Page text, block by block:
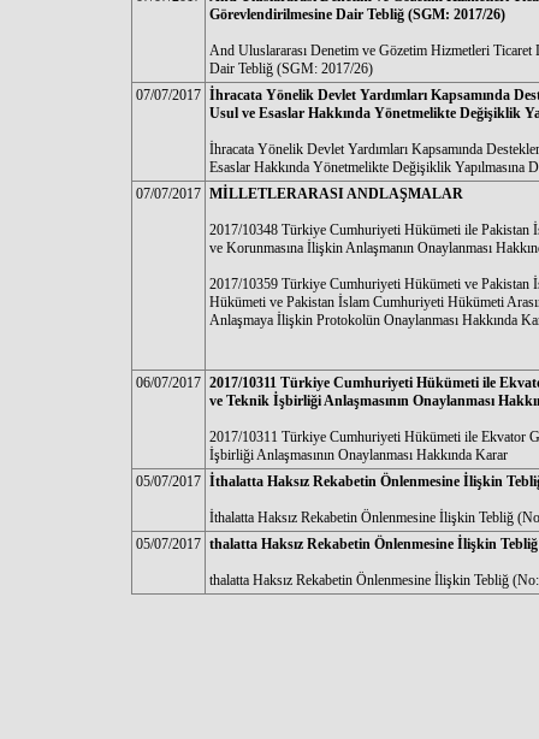
Görevlendirilmesine Dair Tebliğ (SGM: 2017/26)
And Uluslararası Denetim ve Gözetim Hizmetleri
Dair Tebliğ (SGM: 2017/26)
07/07/2017 İhracata Yönelik Devlet Yardımları Kapsamında
Usul ve Esaslar Hakkında Yönetmelikte Değişiklik
İhracata Yönelik Devlet Yardımları Kapsamında
Esaslar Hakkında Yönetmelikte Değişiklik Yapılmasına
07/07/2017 MİLLETLERARASI ANDLAŞMALAR
2017/10348 Türkiye Cumhuriyeti Hükümeti ile Pakistan
ve Korunmasına İlişkin Anlaşmanın Onaylanması
2017/10359 Türkiye Cumhuriyeti Hükümeti ve Pakistan
Hükümeti ve Pakistan İslam Cumhuriyeti Hükümeti
Anlaşmaya İlişkin Protokolün Onaylanması Hakkında
06/07/2017 2017/10311 Türkiye Cumhuriyeti Hükümeti ile
ve Teknik İşbirliği Anlaşmasının Onaylanması
2017/10311 Türkiye Cumhuriyeti Hükümeti ile Ekvator
İşbirliği Anlaşmasının Onaylanması Hakkında Karar
05/07/2017 İthalatta Haksız Rekabetin Önlenmesine İlişkin
İthalatta Haksız Rekabetin Önlenmesine İlişkin Tebliğ
05/07/2017 thalatta Haksız Rekabetin Önlenmesine İlişkin
thalatta Haksız Rekabetin Önlenmesine İlişkin Tebliğ